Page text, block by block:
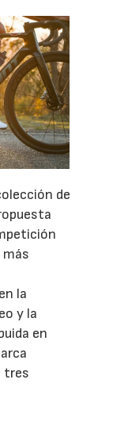
de
la
y la
en
tres